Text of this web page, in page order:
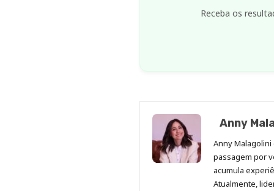
Receba os
Anny
Anny
passagem por
acumula
Atualmente,